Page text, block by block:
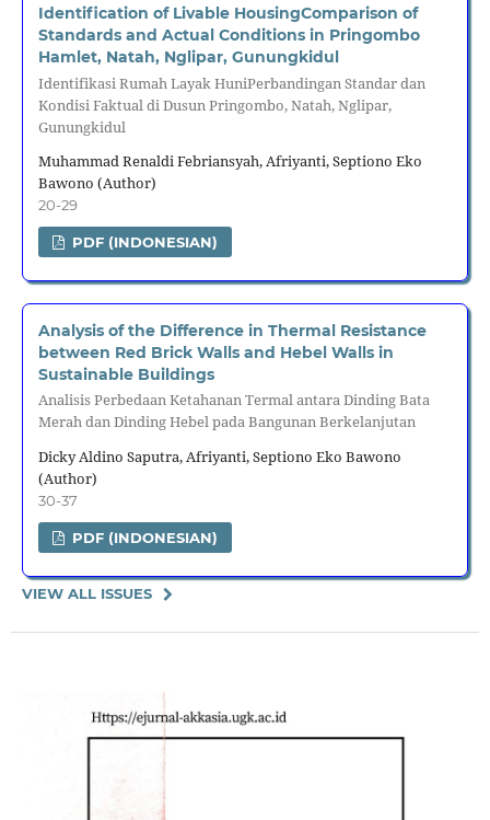
Identification of Livable HousingComparison of
Standards and Actual Conditions in Pringombo
Hamlet, Natah, Nglipar, Gunungkidul
Identifikasi Rumah Layak HuniPerbandingan Standar dan
Kondisi Faktual di Dusun Pringombo, Natah, Nglipar,
Gunungkidul
Muhammad Renaldi Febriansyah, Afriyanti, Septiono Eko
Bawono (Author)
20-29
PDF (INDONESIAN)
Analysis of the Difference in Thermal Resistance
between Red Brick Walls and Hebel Walls in
Sustainable Buildings
Analisis Perbedaan Ketahanan Termal antara Dinding Bata
Merah dan Dinding Hebel pada Bangunan Berkelanjutan
Dicky Aldino Saputra, Afriyanti, Septiono Eko Bawono
(Author)
30-37
PDF (INDONESIAN)
VIEW ALL ISSUES